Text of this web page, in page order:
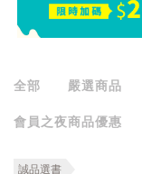
全部 嚴選商品
會員之夜商品優惠
誠品選書